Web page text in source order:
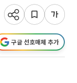
구글 선호매체 추가